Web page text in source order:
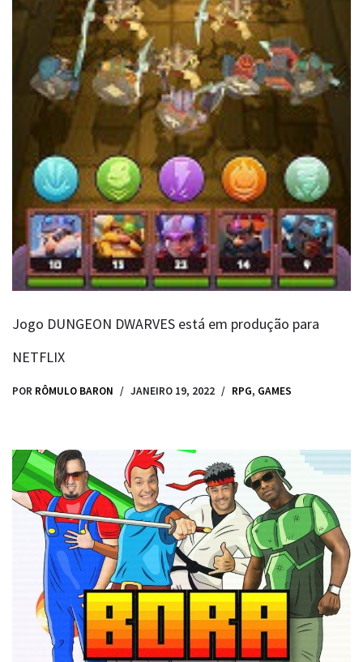
Jogo DUNGEON DWARVES está em produção para
NETFLIX
POR RÔMULO BARON JANEIRO 19, 2022 RPG, GAMES